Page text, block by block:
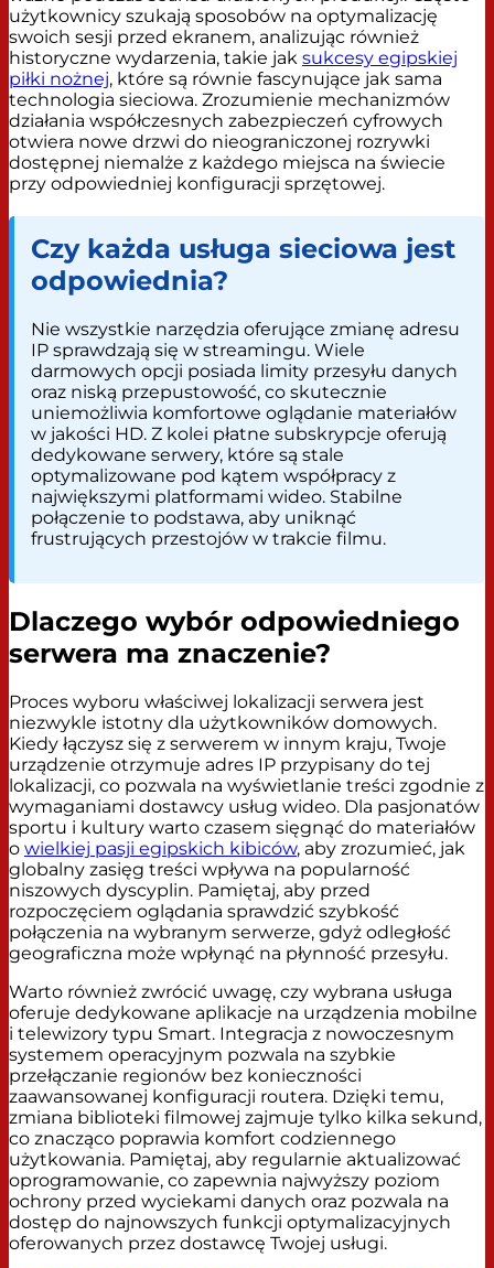
użytkownicy szukają sposobów na optymalizację
swoich sesji przed ekranem, analizując również
historyczne wydarzenia, takie jak sukcesy egipskiej
piłki nożnej, które są równie fascynujące jak sama
technologia sieciowa. Zrozumienie mechanizmów
działania współczesnych zabezpieczeń cyfrowych
otwiera nowe drzwi do nieograniczonej rozrywki
dostępnej niemalże z każdego miejsca na świecie
przy odpowiedniej konfiguracji sprzętowej.
Czy każda usługa sieciowa jest
odpowiednia?
Nie wszystkie narzędzia oferujące zmianę adresu
IP sprawdzają się w streamingu. Wiele
darmowych opcji posiada limity przesyłu danych
oraz niską przepustowość, co skutecznie
uniemożliwia komfortowe oglądanie materiałów
w jakości HD. Z kolei płatne subskrypcje oferują
dedykowane serwery, które są stale
optymalizowane pod kątem współpracy z
największymi platformami wideo. Stabilne
połączenie to podstawa, aby uniknąć
frustrujących przestojów w trakcie filmu.
Dlaczego wybór odpowiedniego
serwera ma znaczenie?
Proces wyboru właściwej lokalizacji serwera jest
niezwykle istotny dla użytkowników domowych.
Kiedy łączysz się z serwerem w innym kraju, Twoje
urządzenie otrzymuje adres IP przypisany do tej
lokalizacji, co pozwala na wyświetlanie treści zgodnie z
wymaganiami dostawcy usług wideo. Dla pasjonatów
sportu i kultury warto czasem sięgnąć do materiałów
o wielkiej pasji egipskich kibiców, aby zrozumieć, jak
globalny zasięg treści wpływa na popularność
niszowych dyscyplin. Pamiętaj, aby przed
rozpoczęciem oglądania sprawdzić szybkość
połączenia na wybranym serwerze, gdyż odległość
geograficzna może wpłynąć na płynność przesyłu.
Warto również zwrócić uwagę, czy wybrana usługa
oferuje dedykowane aplikacje na urządzenia mobilne
i telewizory typu Smart. Integracja z nowoczesnym
systemem operacyjnym pozwala na szybkie
przełączanie regionów bez konieczności
zaawansowanej konfiguracji routera. Dzięki temu,
zmiana biblioteki filmowej zajmuje tylko kilka sekund,
co znacząco poprawia komfort codziennego
użytkowania. Pamiętaj, aby regularnie aktualizować
oprogramowanie, co zapewnia najwyższy poziom
ochrony przed wyciekami danych oraz pozwala na
dostęp do najnowszych funkcji optymalizacyjnych
oferowanych przez dostawcę Twojej usługi.